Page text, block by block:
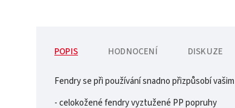
POPIS HODNOCENÍ DISKUZE
Fendry se při používání snadno přizpůsobí
- celokožené fendry vyztužené PP popruhy